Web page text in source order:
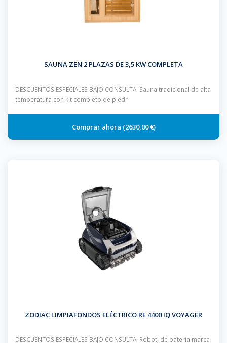
SAUNA ZEN 2 PLAZAS DE 3,5 KW COMPLETA
DESCUENTOS ESPECIALES BAJO CONSULTA. Sauna tradicional de alta
temperatura con kit completo de piedr
2630,00 €
ZODIAC LIMPIAFONDOS ELÉCTRICO RE 4400 IQ VOYAGER
DESCUENTOS ESPECIALES BAJO CONSULTA. Robot, de bateria marca